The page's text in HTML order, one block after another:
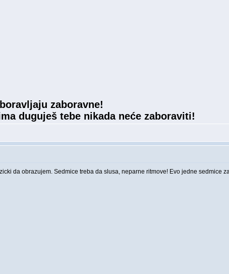
zaboravne!
duguješ tebe nikada neće zaboraviti!
da obrazujem. Sedmice treba da slusa, neparne ritmove! Evo jedne sedmice